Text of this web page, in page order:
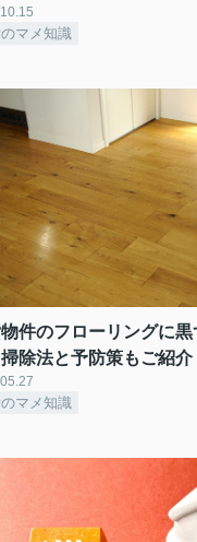
マメ知識
件のフローリングに
除法と予防策もご紹介
マメ知識